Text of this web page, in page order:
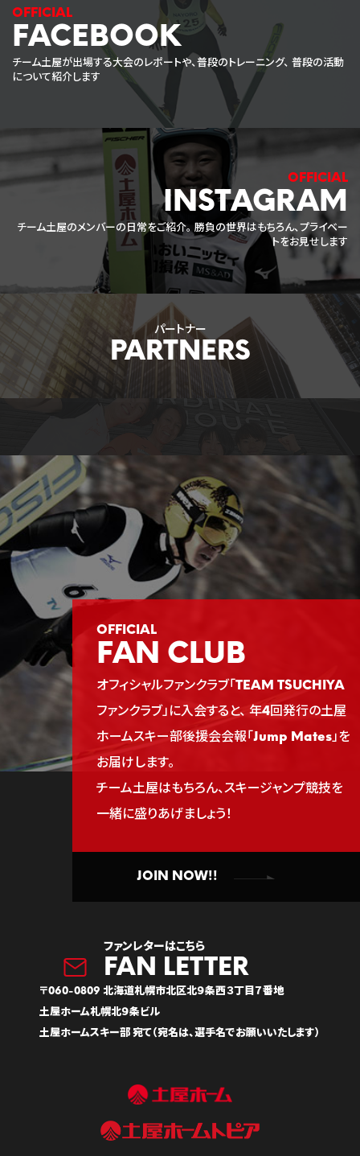
FACEBOOK
チーム土屋が出場する大会のレポートや、普段のトレーニング、 普段の活動
について紹介します
INSTAGRAM
チーム土屋のメンバーの日常をご紹介。 勝負の世界はもちろん、プライベー
トをお見せします
パートナー
FAN CLUB
オフィシャルファンクラブ「TEAM TSUCHIYA
ファンクラブ」に入会すると、 年4回発行の土屋
ホームスキー部後援会会報「Jump Mates」を
お届けします。
チーム土屋はもちろん、スキージャンプ競技を
一緒に盛りあげましょう！
JOIN NOW!!
ファンレターはこちら
〒060-0809 北海道札幌市北区北９条西３丁目７番地
土屋ホーム札幌北９条ビル
土屋ホームスキー部 宛て（宛名は、選手名でお願いいたします）